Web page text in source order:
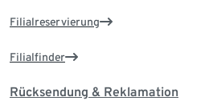
Filialreservierung
Filialfinder
Rücksendung & Reklamation